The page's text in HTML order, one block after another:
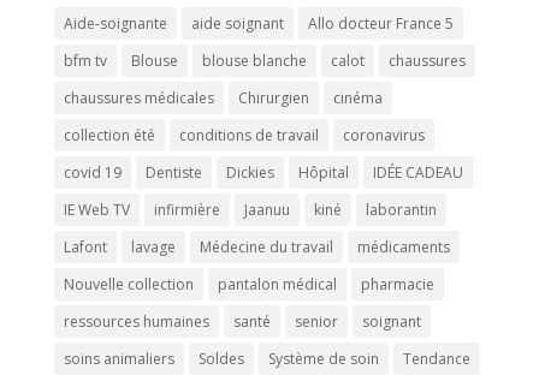
Aide-soignante aide soignant
Allo docteur France 5
bfm tv
Blouse blouse blanche calot
chaussures
chaussures médicales
Chirurgien
cinéma
collection été
conditions de travail
coronavirus
covid 19
Dentiste Dickies Hôpital
IDÉE CADEAU
IE Web TV
infirmière Jaanuu kiné
laborantin
Lafont
lavage Médecine du travail
médicaments
Nouvelle collection
pantalon médical
pharmacie
ressources humaines
santé senior
soignant
soins animaliers
Soldes Système de soin
Tendance